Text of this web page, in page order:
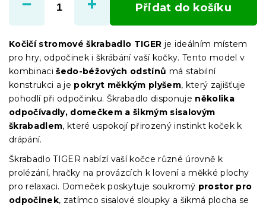
Přidat do košíku
Kočičí stromové škrabadlo TIGER je ideálním místem
pro hry, odpočinek i škrábání vaší kočky. Tento model v
kombinacišedo-béžových odstínů má stabilní
konstrukci a je pokryt měkkým plyšem, který zajišťuje
pohodlí při odpočinku. Škrabadlo disponuje několika
odpočívadly, domečkem a šikmým sisalovým
škrabadlem, které uspokojí přirozený instinkt koček k
drápání.
Škrabadlo TIGER nabízí vaší kočce různé úrovně k
prolézání, hračky na provázcích k lovení a měkké plochy
pro relaxaci. Domeček poskytuje soukromý prostor pro
odpočinek, zatímco sisalové sloupky a šikmá plocha se